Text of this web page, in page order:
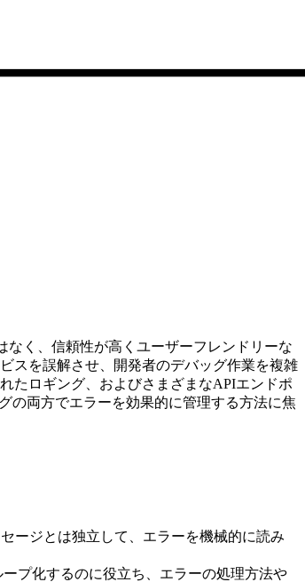
く、信頼性が高くユーザーフレンドリーな
スを誤解させ、開発者のデバッグ作業を複雑
たロギング、およびさまざまなAPIエンドポ
の両方でエラーを効果的に管理する方法に焦
ージとは独立して、エラーを機械的に読み
プ化するのに役立ち、エラーの処理方法や